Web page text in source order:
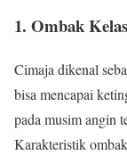
1. Ombak
Cimaja dikenal
bisa mencapai
pada musim angin
Karakteristik